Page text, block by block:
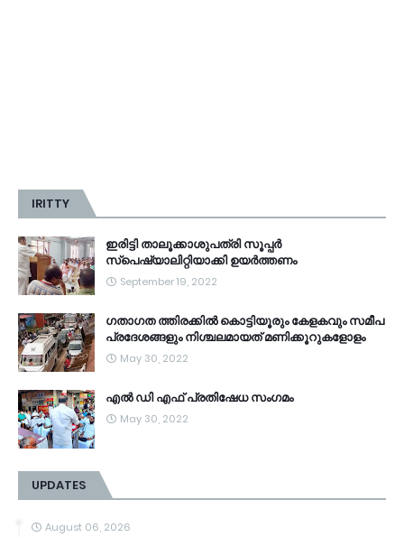
IRITTY
ഇരിട്ടി താലൂക്കാശുപത്രി സൂപ്പർ
സ്‌പെഷ്യാലിറ്റിയാക്കി ഉയർത്തണം
September 19, 2022
ഗതാഗത ത്തിരക്കിൽ കൊട്ടിയൂരും കേളകവും സമീപ
പ്രദേശങ്ങളും നിശ്ചലമായത് മണിക്കൂറുകളോളം
May 30, 2022
എൽ ഡി എഫ് പ്രതിഷേധ സംഗമം
May 30, 2022
UPDATES
August 06, 2026